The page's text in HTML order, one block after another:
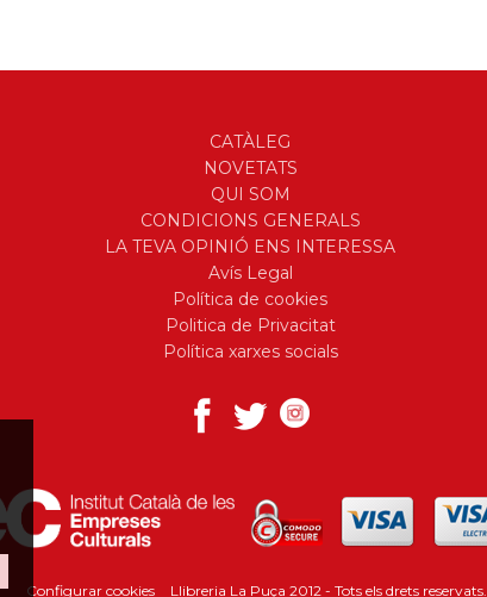
CATÀLEG
NOVETATS
QUI SOM
CONDICIONS GENERALS
LA TEVA OPINIÓ ENS INTERESSA
Avís Legal
Política de cookies
Politica de Privacitat
Política xarxes socials
Configurar cookies Llibreria La Puça 2012 - Tots els drets reservats.